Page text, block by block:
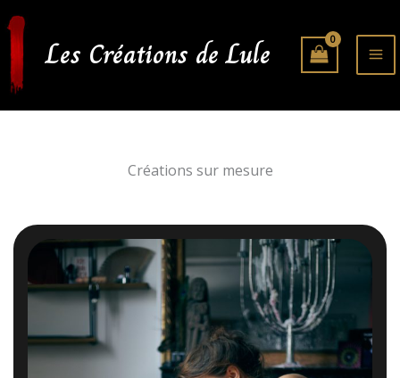
Aller
au
contenuLes Créations de Lule
Créations sur mesure